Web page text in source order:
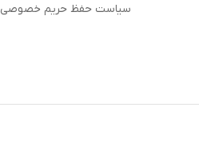
سیاست حفظ حریم خصوصی